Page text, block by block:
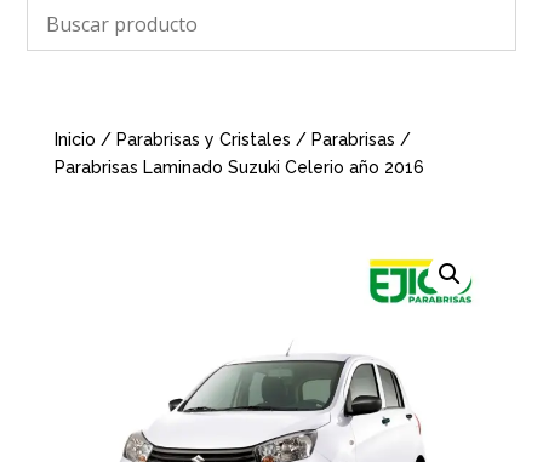
Inicio / Parabrisas y Cristales / Parabrisas /
Parabrisas Laminado Suzuki Celerio año 2016